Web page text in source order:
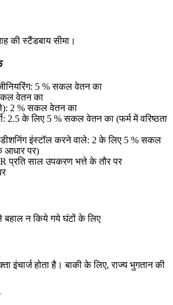
की स्टैंडबाय सीमा।
5 %सकल वेतन का
वेतन का
2 %सकल वेतन का
2.5के लिए 5 %सकल वेतन का (फर्म में वरिष्ठता
इंस्टॉल करने वाले: 2के लिए 5 %सकल
आधार पर)
प्रति सालउपकरण भत्ते के तौर पर
न किये गये घंटों के लिए
इंचार्ज होता है। बाकी के लिए, राज्य भुगतान की